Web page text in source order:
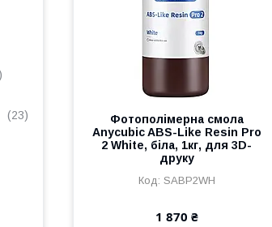
Фотополімерна смола
Anycubic ABS-Like Resin Pro
2 White, біла, 1кг, для 3D-
друку
SABP2WH
1 870 ₴
23